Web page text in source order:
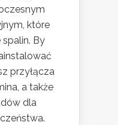
które
spalin. By
przyłącza
a także
dla